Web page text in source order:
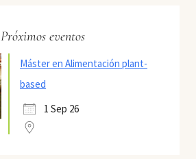
Próximos eventos
Máster en Alimentación plant-
based
1 Sep 26